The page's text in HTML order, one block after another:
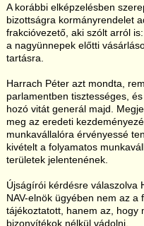
A korábbi elképzelésben
bizottságra kormányrendelet
frakcióvezető, aki szólt arról
a nagyünnepek előtti
tartásra.
Harrach Péter azt mondta,
parlamentben tisztességes,
hozó vitát generál majd.
meg az eredeti
munkavállalóra érvényessé
kivételt a folyamatos
területek jelentenének.
Újságírói kérdésre válaszolva
NAV-elnök ügyében nem az
tájékoztatott, hanem az, hogy
bizonyítékok nélkül vádolni.